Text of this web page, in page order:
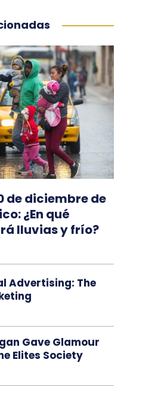
de diciembre de
¿En qué
lluvias y frío?
Advertising: The
Gave Glamour
Elites Society